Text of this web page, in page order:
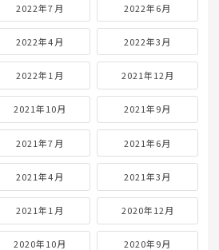
2022年7月 2022年6月
2022年4月 2022年3月
2022年1月 2021年12月
2021年10月 2021年9月
2021年7月 2021年6月
2021年4月 2021年3月
2021年1月 2020年12月
2020年10月 2020年9月